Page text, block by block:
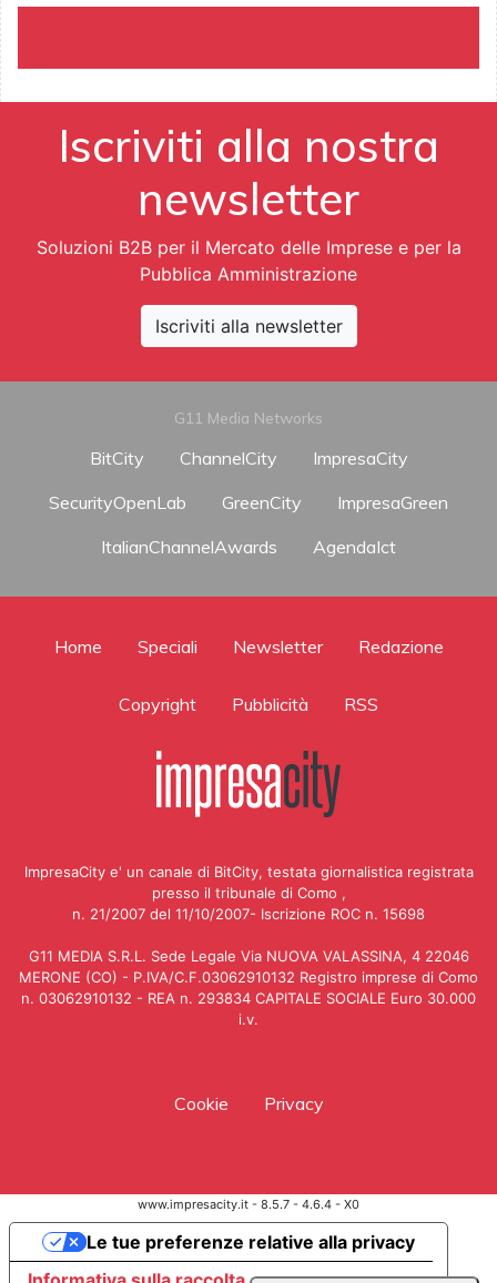
Iscriviti alla nostra
newsletter
Soluzioni B2B per il Mercato delle Imprese e per la
Pubblica Amministrazione
Iscriviti alla newsletter
G11 Media Networks
BitCity ChannelCity
ImpresaCity
SecurityOpenLab
GreenCity
ImpresaGreen
ItalianChannelAwards
AgendaIct
Home Speciali Newsletter Redazione
Copyright Pubblicità RSS
ImpresaCity e' un canale di BitCity, testata giornalistica registrata
presso il tribunale di Como ,
n. 21/2007 del 11/10/2007- Iscrizione ROC n. 15698
G11 MEDIA S.R.L. Sede Legale Via NUOVA VALASSINA, 4 22046
MERONE (CO) - P.IVA/C.F.03062910132 Registro imprese di Como
n. 03062910132 - REA n. 293834 CAPITALE SOCIALE Euro 30.000
i.v.
Cookie Privacy
www.impresacity.it - 8.5.7 - 4.6.4 - X0
Le tue preferenze relative alla privacy